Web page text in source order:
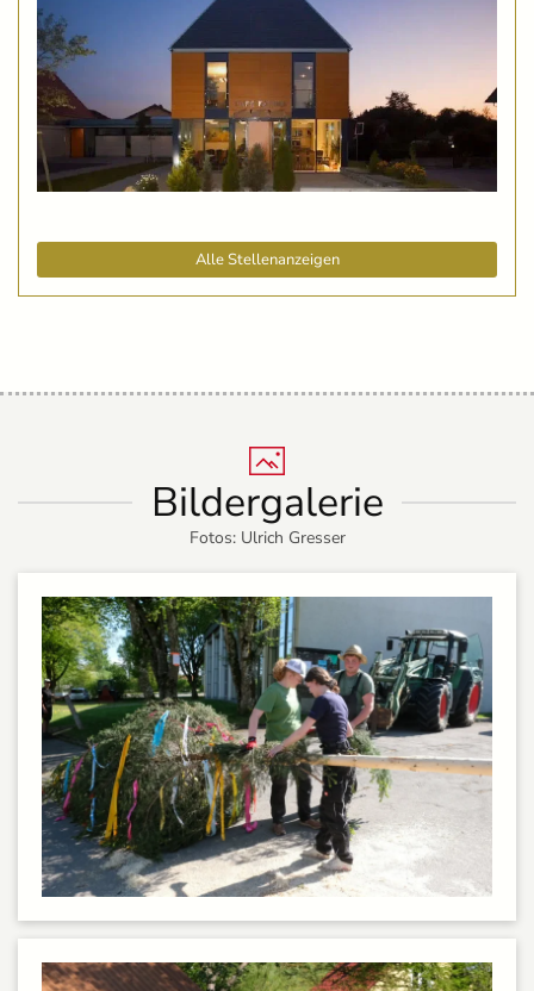
Alle Stellenanzeigen
Bildergalerie
Fotos: Ulrich Gresser